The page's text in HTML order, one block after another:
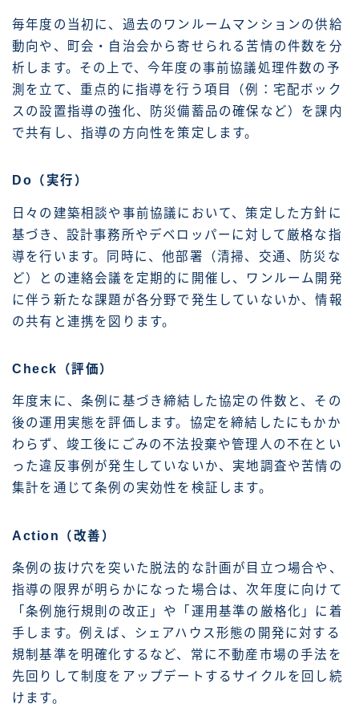
毎年度の当初に、過去のワンルームマンションの供給
動向や、町会・自治会から寄せられる苦情の件数を分
析します。その上で、今年度の事前協議処理件数の予
測を立て、重点的に指導を行う項目（例：宅配ボック
スの設置指導の強化、防災備蓄品の確保など）を課内
で共有し、指導の方向性を策定します。
Do（実行）
日々の建築相談や事前協議において、策定した方針に
基づき、設計事務所やデベロッパーに対して厳格な指
導を行います。同時に、他部署（清掃、交通、防災な
ど）との連絡会議を定期的に開催し、ワンルーム開発
に伴う新たな課題が各分野で発生していないか、情報
の共有と連携を図ります。
Check（評価）
年度末に、条例に基づき締結した協定の件数と、その
後の運用実態を評価します。協定を締結したにもかか
わらず、竣工後にごみの不法投棄や管理人の不在とい
った違反事例が発生していないか、実地調査や苦情の
集計を通じて条例の実効性を検証します。
Action（改善）
条例の抜け穴を突いた脱法的な計画が目立つ場合や、
指導の限界が明らかになった場合は、次年度に向けて
「条例施行規則の改正」や「運用基準の厳格化」に着
手します。例えば、シェアハウス形態の開発に対する
規制基準を明確化するなど、常に不動産市場の手法を
先回りして制度をアップデートするサイクルを回し続
けます。